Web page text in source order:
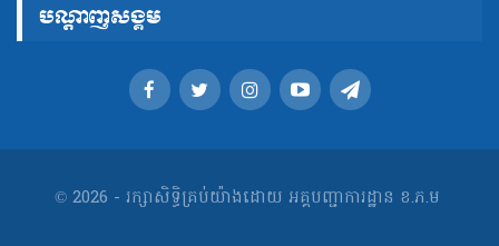
បណ្តាញសង្គម
© 2026 - រក្សាសិទ្ធិគ្រប់យ៉ាងដោយ អគ្គបញ្ជាការដ្ឋាន ខ.ភ.ម